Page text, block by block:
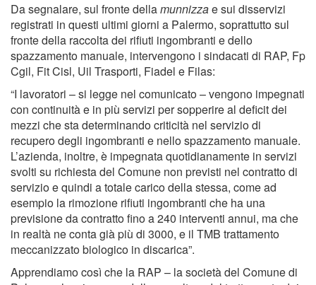
Da segnalare, sul fronte dellamunnizzae sui disservizi
registrati in questi ultimi giorni a Palermo, soprattutto sul
fronte della raccolta dei rifiuti ingombranti e dello
spazzamento manuale, intervengono i sindacati di RAP, Fp
Cgil, Fit Cisl, Uil Trasporti, Fiadel e Filas:
“I lavoratori – si legge nel comunicato – vengono impegnati
con continuità e in più servizi per sopperire al deficit dei
mezzi che sta determinando criticità nel servizio di
recupero degli ingombranti e nello spazzamento manuale.
L’azienda, inoltre, è impegnata quotidianamente in servizi
svolti su richiesta del Comune non previsti nel contratto di
servizio e quindi a totale carico della stessa, come ad
esempio la rimozione rifiuti ingombranti che ha una
previsione da contratto fino a 240 interventi annui, ma che
in realtà ne conta già più di 3000, e il TMB trattamento
meccanizzato biologico in discarica”.
Apprendiamo così che la RAP – la società del Comune di